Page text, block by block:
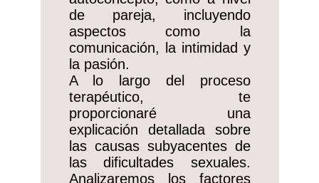
de pareja, incluyendo
aspectos como la
comunicación, la intimidad y
la pasión.
A lo largo del proceso
terapéutico, te
proporcionaré una
explicación detallada sobre
las causas subyacentes de
las dificultades sexuales.
Analizaremos los factores